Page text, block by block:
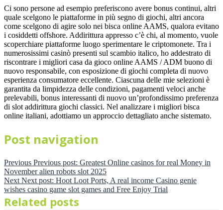
Ci sono persone ad esempio preferiscono avere bonus continui, altri
quale scelgono le piattaforme in più segno di giochi, altri ancora
come scelgono di agire solo nei bisca online AAMS, qualora evitano
i cosiddetti offshore. Addirittura appresso c’è chi, al momento, vuole
scoperchiare piattaforme luogo sperimentare le criptomonete. Tra i
numerosissimi casinò presenti sul scambio italico, ho addestrato di
riscontrare i migliori casa da gioco online AAMS / ADM buono di
nuovo responsabile, con esposizione di giochi completa di nuovo
esperienza consumatore eccellente. Ciascuna delle mie selezioni è
garantita da limpidezza delle condizioni, pagamenti veloci anche
prelevabili, bonus interessanti di nuovo un’profondissimo preferenza
di slot addirittura giochi classici. Nel analizzare i migliori bisca
online italiani, adottiamo un approccio dettagliato anche sistemato.
Post navigation
Previous Previous post: Greatest Online casinos for real Money in
November alien robots slot 2025
Next Next post: Hoot Loot Ports, A real income Casino genie
wishes casino game slot games and Free Enjoy Trial
Related posts